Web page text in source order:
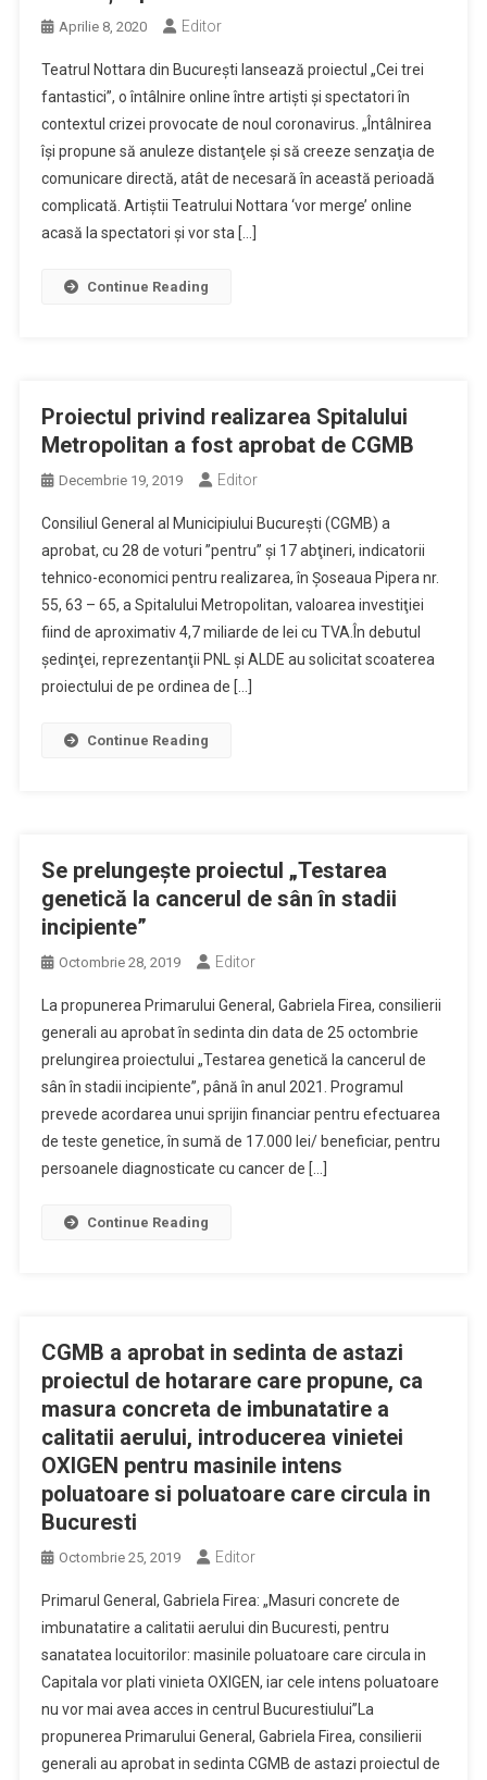
Aprilie 8, 2020 Editor
Teatrul Nottara din Bucureşti lansează proiectul „Cei trei
fantastici”, o întâlnire online între artişti şi spectatori în
contextul crizei provocate de noul coronavirus. „Întâlnirea
îşi propune să anuleze distanţele şi să creeze senzaţia de
comunicare directă, atât de necesară în această perioadă
complicată. Artiştii Teatrului Nottara ‘vor merge’ online
acasă la spectatori şi vor sta […]
Continue Reading
Proiectul privind realizarea Spitalului
Metropolitan a fost aprobat de CGMB
Decembrie 19, 2019 Editor
Consiliul General al Municipiului Bucureşti (CGMB) a
aprobat, cu 28 de voturi ”pentru” şi 17 abţineri, indicatorii
tehnico-economici pentru realizarea, în Şoseaua Pipera nr.
55, 63 – 65, a Spitalului Metropolitan, valoarea investiţiei
fiind de aproximativ 4,7 miliarde de lei cu TVA.În debutul
şedinţei, reprezentanţii PNL şi ALDE au solicitat scoaterea
proiectului de pe ordinea de […]
Continue Reading
Se prelungeşte proiectul „Testarea
genetică la cancerul de sân în stadii
incipiente”
Octombrie 28, 2019 Editor
La propunerea Primarului General, Gabriela Firea, consilierii
generali au aprobat în sedinta din data de 25 octombrie
prelungirea proiectului „Testarea genetică la cancerul de
sân în stadii incipiente”, până în anul 2021. Programul
prevede acordarea unui sprijin financiar pentru efectuarea
de teste genetice, în sumă de 17.000 lei/ beneficiar, pentru
persoanele diagnosticate cu cancer de […]
Continue Reading
CGMB a aprobat in sedinta de astazi
proiectul de hotarare care propune, ca
masura concreta de imbunatatire a
calitatii aerului, introducerea vinietei
OXIGEN pentru masinile intens
poluatoare si poluatoare care circula in
Bucuresti
Octombrie 25, 2019 Editor
Primarul General, Gabriela Firea: „Masuri concrete de
imbunatatire a calitatii aerului din Bucuresti, pentru
sanatatea locuitorilor: masinile poluatoare care circula in
Capitala vor plati vinieta OXIGEN, iar cele intens poluatoare
nu vor mai avea acces in centrul Bucurestiului”La
propunerea Primarului General, Gabriela Firea, consilierii
generali au aprobat in sedinta CGMB de astazi proiectul de